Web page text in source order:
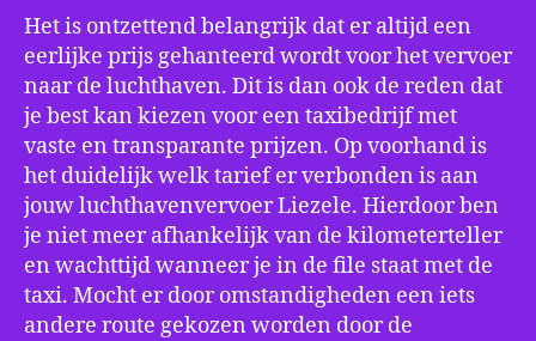
Het is ontzettend belangrijk dat er altijd een
eerlijke prijs gehanteerd wordt voor het vervoer
naar de luchthaven. Dit is dan ook de reden dat
je best kan kiezen voor een taxibedrijf met
vaste en transparante prijzen. Op voorhand is
het duidelijk welk tarief er verbonden is aan
jouw luchthavenvervoer Liezele. Hierdoor ben
je niet meer afhankelijk van de kilometerteller
en wachttijd wanneer je in de file staat met de
taxi. Mocht er door omstandigheden een iets
andere route gekozen worden door de